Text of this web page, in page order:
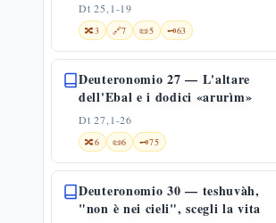
Dt 25,1-19
🔀3 🔗7 📜5 🗝️63
Deuteronomio 27 — L'altare
dell'Ebal e i dodici «arurìm»
Dt 27,1-26
🔀6 📜6 🗝️75
Deuteronomio 30 — teshuvàh,
"non è nei cieli", scegli la vita